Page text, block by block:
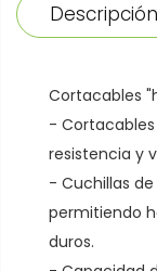
Descripción
Cortacables
-
resistencia y
- Cuchillas
permitiendo
duros.